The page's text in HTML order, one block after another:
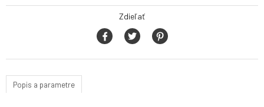
Zdieľať
Popis a parametre